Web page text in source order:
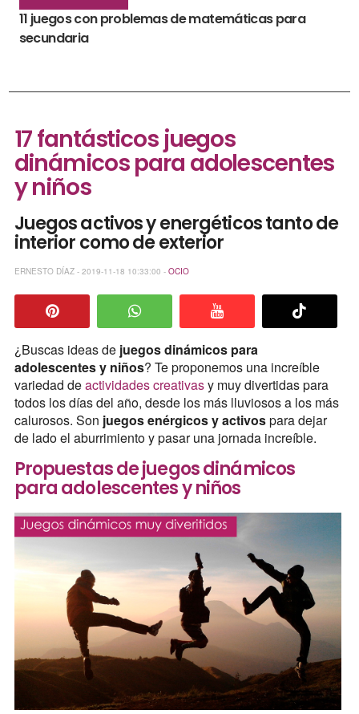
11 juegos con problemas de matemáticas para
secundaria
17 fantásticos juegos
dinámicos para adolescentes
y niños
Juegos activos y energéticos tanto de
interior como de exterior
ERNESTO DÍAZ - 2019-11-18 10:33:00 - OCIO
¿Buscas ideas de juegos dinámicos para
adolescentes y niños? Te proponemos una increíble
variedad deactividades creativasy muy divertidas para
todos los días del año, desde los más lluviosos a los más
calurosos. Son juegos enérgicos y activospara dejar
de lado el aburrimiento y pasar una jornada increíble.
Propuestas de juegos dinámicos
para adolescentes y niños